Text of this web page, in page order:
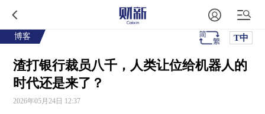
博客 T中
渣打银行裁员八千，人类让位给机器人的
时代还是来了？
2026年05月24日 12:37